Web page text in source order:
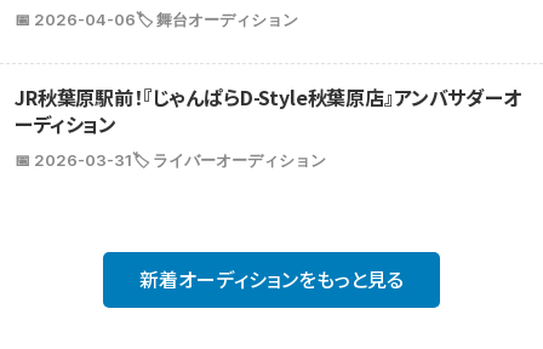
📅 2026-04-06🏷️ 舞台オーディション
JR秋葉原駅前！『じゃんぱらD-Style秋葉原店』アンバサダーオ
ーディション
📅 2026-03-31🏷️ ライバーオーディション
新着オーディションをもっと見る